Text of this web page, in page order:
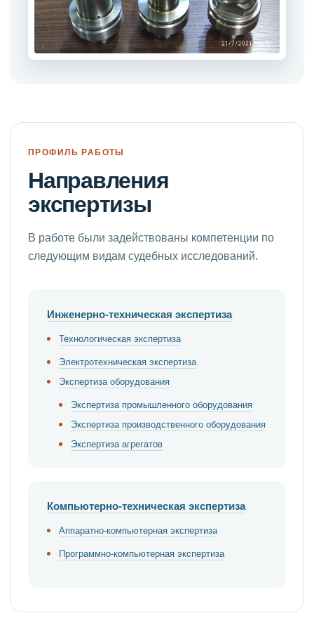
ПРОФИЛЬ РАБОТЫ
Направления
экспертизы
В работе были задействованы компетенции по
следующим видам судебных исследований.
Инженерно-техническая экспертиза
Технологическая экспертиза
Электротехническая экспертиза
Экспертиза оборудования
Экспертиза промышленного оборудования
Экспертиза производственного оборудования
Экспертиза агрегатов
Компьютерно-техническая экспертиза
Аппаратно-компьютерная экспертиза
Программно-компьютерная экспертиза